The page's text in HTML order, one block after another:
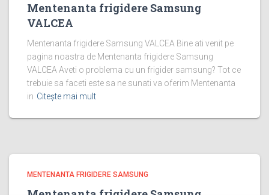
Mentenanta frigidere Samsung
VALCEA
Mentenanta frigidere Samsung VALCEA Bine ati venit pe
pagina noastra de Mentenanta frigidere Samsung
VALCEA Aveti o problema cu un frigider samsung? Tot ce
trebuie sa faceti este sa ne sunati va oferim Mentenanta
in Citește mai mult
MENTENANTA FRIGIDERE SAMSUNG